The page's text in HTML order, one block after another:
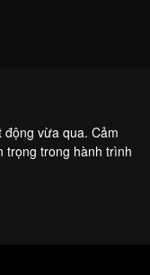
vừa qua. Cảm
trọng trong hành trình